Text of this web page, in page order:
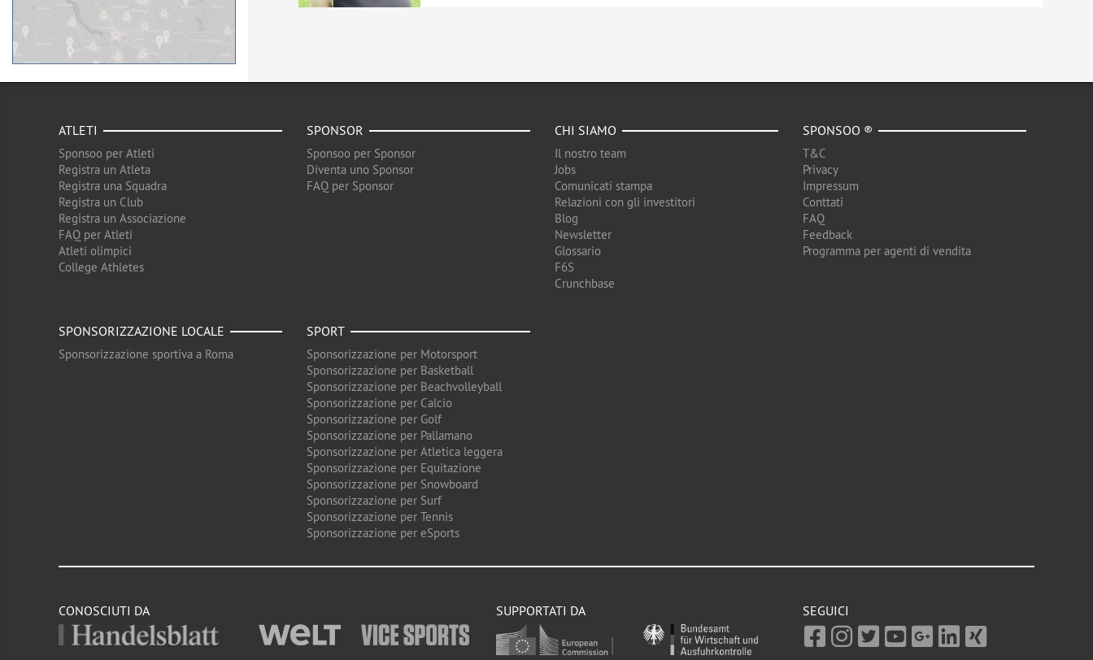
ATLETI
Sponsoo per Atleti
Registra un Atleta
Registra una Squadra
Registra un Club
Registra un Associazione
FAQ per Atleti
Atleti olimpici
College Athletes
SPONSOR
Sponsoo per Sponsor
Diventa uno Sponsor
FAQ per Sponsor
CHI SIAMO
Il nostro team
Jobs
Comunicati stampa
Relazioni con gli investitori
Blog
Newsletter
Glossario
F6S
Crunchbase
SPONSOO ®
T&C
Privacy
Impressum
Conttati
FAQ
Feedback
Programma per agenti di vendita
SPONSORIZZAZIONE LOCALE
Sponsorizzazione sportiva a Roma
SPORT
Sponsorizzazione per Motorsport
Sponsorizzazione per Basketball
Sponsorizzazione per Beachvolleyball
Sponsorizzazione per Calcio
Sponsorizzazione per Golf
Sponsorizzazione per Pallamano
Sponsorizzazione per Atletica leggera
Sponsorizzazione per Equitazione
Sponsorizzazione per Snowboard
Sponsorizzazione per Surf
Sponsorizzazione per Tennis
Sponsorizzazione per eSports
CONOSCIUTI DA SUPPORTATI DA SEGUICI